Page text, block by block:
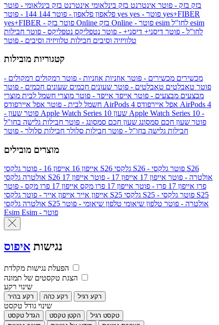
בזק בזק - פוטר אינטרנט בזק בינלאומי אינטרנט בזק בינלאומי - פוטר
פלאפון פלאפון - פוטר 144 yes
yes+FIBER
yes+FIBER - פוטר בזק Online
esim
לחו"ל - פוטר דיסני+ דיסני+ - פוטר נטפליקס נטפליקס - פוטר חבילות
טלוויזיה וסיבים חבילות טלוויזיה וסיבים - פוטר
קטגוריות מובילות
מכשירים מכשירים - פוטר אוזניות אוזניות - פוטר רמקולים רמקולים -
פוטר טאבלטים טאבלטים - פוטר שעונים חכמים שעונים חכמים - פוטר
מבצעים מבצעים - פוטר אייפד אייפד - פוטר מוצרי חשמל לבית מוצרי
חשמל לבית - פוטר אפל איירפודס AirPods 4 אפל איירפודס AirPods 4
- פוטר שעון Apple Watch Series 10 שעון Apple Watch Series 10 -
פוטר שעון חכם סמסונג שעון חכם סמסונג - פוטר חבילות גלישה בחו"ל
חבילות גלישה בחו"ל - פוטר חבילות סלולר חבילות סלולר - פוטר
מוצרים מובילים
אייפון 16 אייפון 16 - פוטר גלקסי S26 גלקסי S26 - פוטר גלקסי S26
אולטרה
גלקסי S26 אולטרה - פוטר אייפון 17 אייפון 17 - פוטר
אייפון 17
פרו אייפון 17 פרו - פוטר אייפון 17 פרו מקס
אייפון 17 פרו מקס - פוטר
אייפון אייר אייפון אייר - פוטר גלקסי S25 גלקסי S25 - פוטר גלקסי S25
אולטרה
גלקסי S25 אולטרה - פוטר טלפון שיאומי טלפון שיאומי - פוטר
Esim
Esim - פוטר
נגישות איפוס
הפעלת נגישות מקלדת
הצגת טקסטים של תמונה
שינוי רקע
רקע בהיר רקע כהה רקע רגיל
שינוי גודל טקסט
הגדל טקסט הקטן טקסט
טקסט רגיל